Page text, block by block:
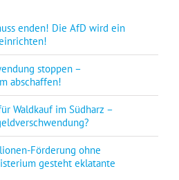
enden! Die AfD wird ein
stoppen –
abschaffen!
Waldkauf im Südharz –
Förderung ohne
gesteht eklatante